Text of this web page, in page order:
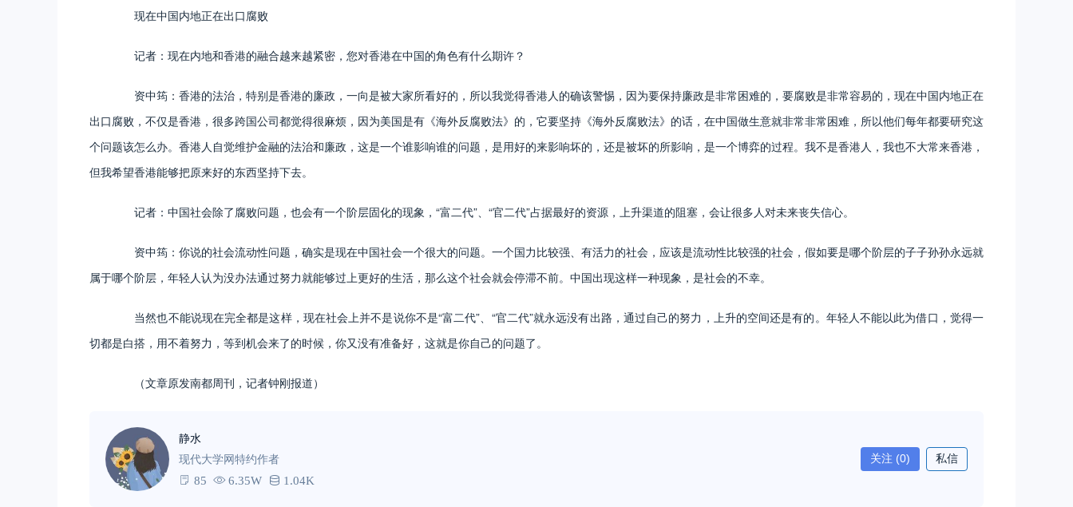
现在中国内地正在出口腐败
记者：现在内地和香港的融合越来越紧密，您对香港在中国的角色有什么期许？
资中筠：香港的法治，特别是香港的廉政，一向是被大家所看好的，所以我觉得香港人的确该警惕，因为要保持廉政是非常困难的，要腐败是非常容易的，现在中国内地正在
出口腐败，不仅是香港，很多跨国公司都觉得很麻烦，因为美国是有《海外反腐败法》的，它要坚持《海外反腐败法》的话，在中国做生意就非常非常困难，所以他们每年都要研究这
个问题该怎么办。香港人自觉维护金融的法治和廉政，这是一个谁影响谁的问题，是用好的来影响坏的，还是被坏的所影响，是一个博弈的过程。我不是香港人，我也不大常来香港，
但我希望香港能够把原来好的东西坚持下去。
记者：中国社会除了腐败问题，也会有一个阶层固化的现象，“富二代”、“官二代”占据最好的资源，上升渠道的阻塞，会让很多人对未来丧失信心。
资中筠：你说的社会流动性问题，确实是现在中国社会一个很大的问题。一个国力比较强、有活力的社会，应该是流动性比较强的社会，假如要是哪个阶层的子子孙孙永远就
属于哪个阶层，年轻人认为没办法通过努力就能够过上更好的生活，那么这个社会就会停滞不前。中国出现这样一种现象，是社会的不幸。
当然也不能说现在完全都是这样，现在社会上并不是说你不是“富二代”、“官二代”就永远没有出路，通过自己的努力，上升的空间还是有的。年轻人不能以此为借口，觉得一
切都是白搭，用不着努力，等到机会来了的时候，你又没有准备好，这就是你自己的问题了。
（文章原发南都周刊，记者钟刚报道）
静水
现代大学网特约作者
85 6.35W 1.04K
关注 (0) 私信